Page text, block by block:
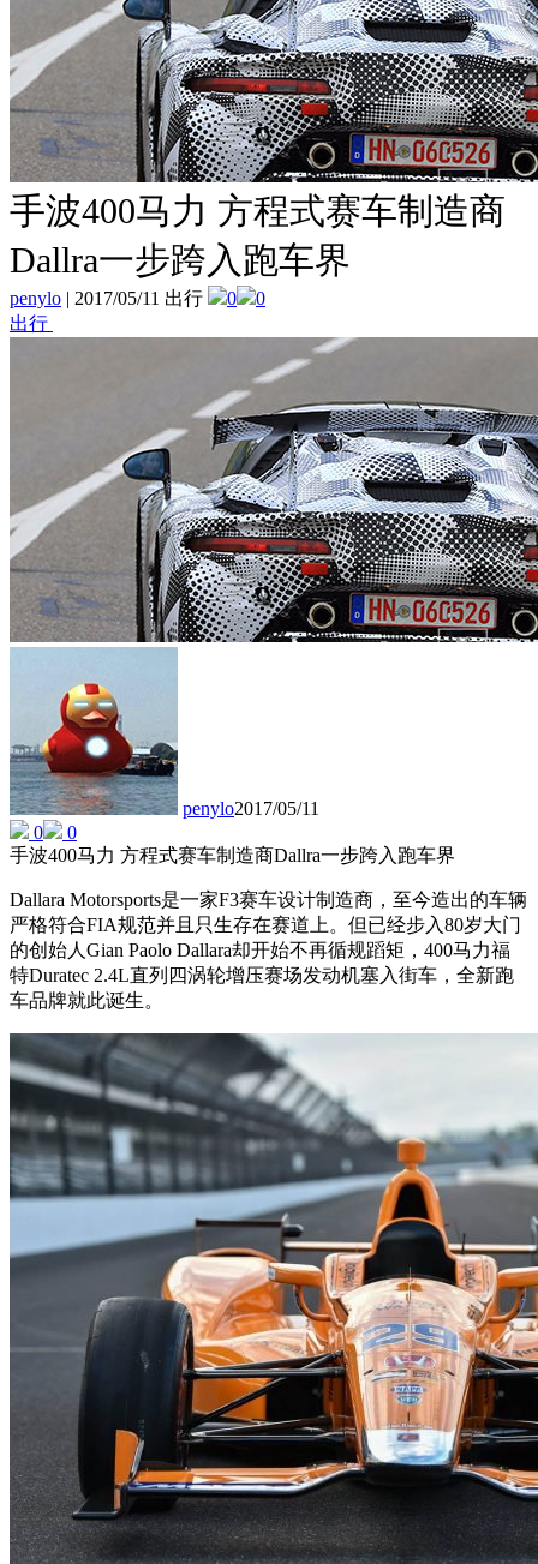
手波400马力 方程式赛车制造商
Dallra一步跨入跑车界
penylo | 2017/05/11 出行 0
0
出行
penylo2017/05/11
0
0
手波400马力 方程式赛车制造商Dallra一步跨入跑车界
Dallara Motorsports是一家F3赛车设计制造商，至今造出的车辆
严格符合FIA规范并且只生存在赛道上。但已经步入80岁大门
的创始人Gian Paolo Dallara却开始不再循规蹈矩，400马力福
特Duratec 2.4L直列四涡轮增压赛场发动机塞入街车，全新跑
车品牌就此诞生。